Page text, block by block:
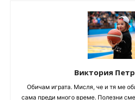
Виктория
Обичам играта. Мисля, че и тя ме
сама преди много време. Полезни